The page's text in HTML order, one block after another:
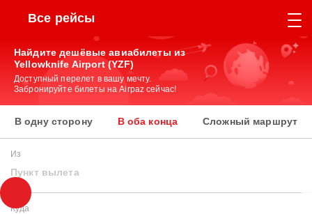
Все рейсы
Найдите дешёвые авиабилеты из
Yellowknife Airport (YZF)
Доступный перелет в вашу мечту.
Забронируйте билеты на Airpaz сейчас!
В одну сторону В оба конца Сложный маршрут
Из
Пункт вылета
Куда